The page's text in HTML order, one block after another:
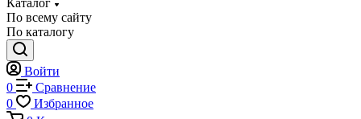
Копры маятниковые
Оснастка и приспособления для испытаний
Испытательные прессы
Специализированные машины
Климатические камеры
Механические толщиномеры защитных покрытий
Аттестация испытательного оборудования
Калибровка средств измерений